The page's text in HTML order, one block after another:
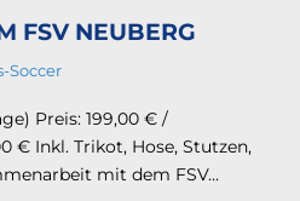
FSV NEUBERG
Soccer
Preis: 199,00 € /
€ Inkl. Trikot, Hose, Stutzen,
mit dem FSV...